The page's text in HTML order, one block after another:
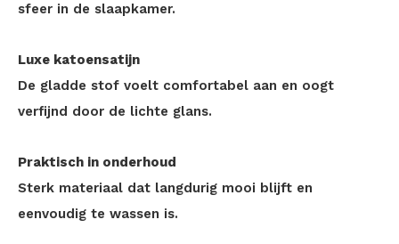
sfeer in de slaapkamer.
Luxe katoensatijn
De gladde stof voelt comfortabel aan en oogt
verfijnd door de lichte glans.
Praktisch in onderhoud
Sterk materiaal dat langdurig mooi blijft en
eenvoudig te wassen is.